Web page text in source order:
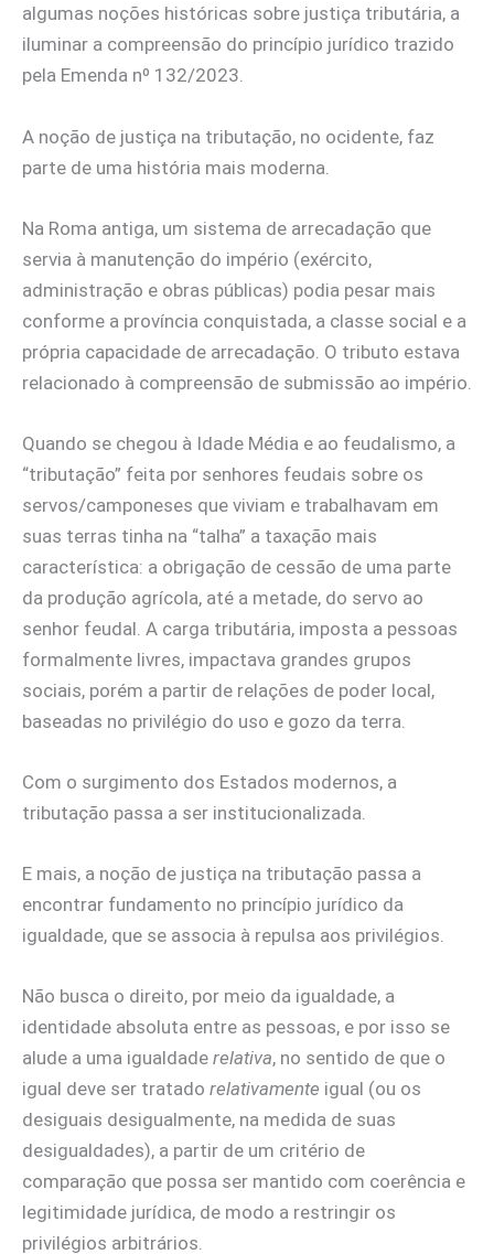
algumas noções históricas sobre justiça tributária, a
iluminar a compreensão do princípio jurídico trazido
pela Emenda nº 132/2023.
A noção de justiça na tributação, no ocidente, faz
parte de uma história mais moderna.
Na Roma antiga, um sistema de arrecadação que
servia à manutenção do império (exército,
administração e obras públicas) podia pesar mais
conforme a província conquistada, a classe social e a
própria capacidade de arrecadação. O tributo estava
relacionado à compreensão de submissão ao império.
Quando se chegou à Idade Média e ao feudalismo, a
“tributação” feita por senhores feudais sobre os
servos/camponeses que viviam e trabalhavam em
suas terras tinha na “talha” a taxação mais
característica: a obrigação de cessão de uma parte
da produção agrícola, até a metade, do servo ao
senhor feudal. A carga tributária, imposta a pessoas
formalmente livres, impactava grandes grupos
sociais, porém a partir de relações de poder local,
baseadas no privilégio do uso e gozo da terra.
Com o surgimento dos Estados modernos, a
tributação passa a ser institucionalizada.
E mais, a noção de justiça na tributação passa a
encontrar fundamento no princípio jurídico da
igualdade, que se associa à repulsa aos privilégios.
Não busca o direito, por meio da igualdade, a
identidade absoluta entre as pessoas, e por isso se
alude a uma igualdade relativa, no sentido de que o
igual deve ser tratado relativamente igual (ou os
desiguais desigualmente, na medida de suas
desigualdades), a partir de um critério de
comparação que possa ser mantido com coerência e
legitimidade jurídica, de modo a restringir os
privilégios arbitrários.